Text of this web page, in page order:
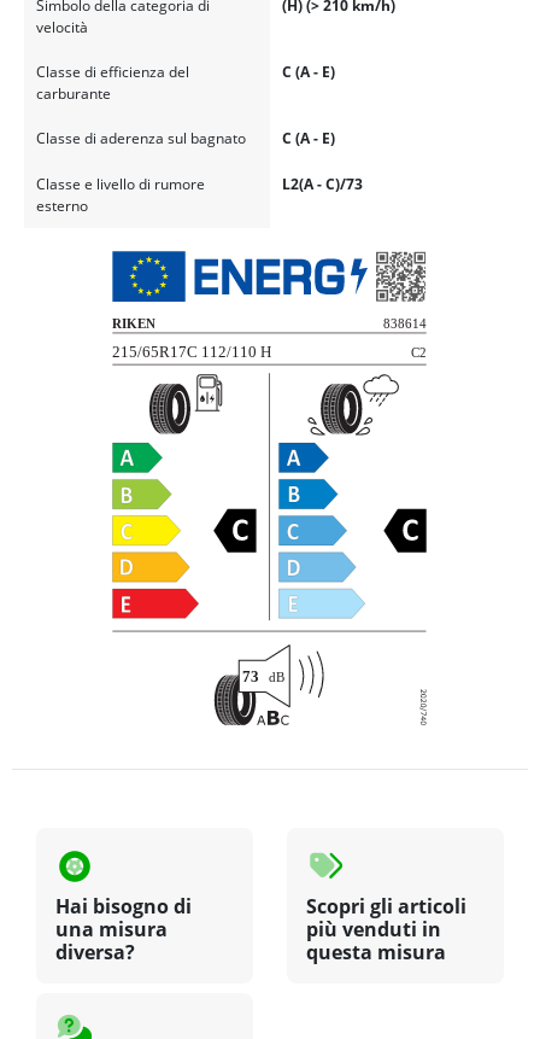
Simbolo della categoria di
velocità
(H) (> 210 km/h)
Classe di efficienza del
carburante
C (A - E)
Classe di aderenza sul bagnato C (A - E)
Classe e livello di rumore
esterno
L2(A - C)/73
Hai bisogno di
una misura
diversa?
Scopri gli articoli
più venduti in
questa misura